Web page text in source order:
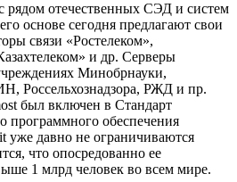
рядом отечественных СЭД и систем
основе сегодня предлагают свои
связи «Ростелеком»,
и др. Серверы
Минобрнауки,
РЖД и пр.
был включен в Стандарт
программного обеспечения
уже давно не ограничиваются
что опосредованно ее
1 млрд человек во всем мире.